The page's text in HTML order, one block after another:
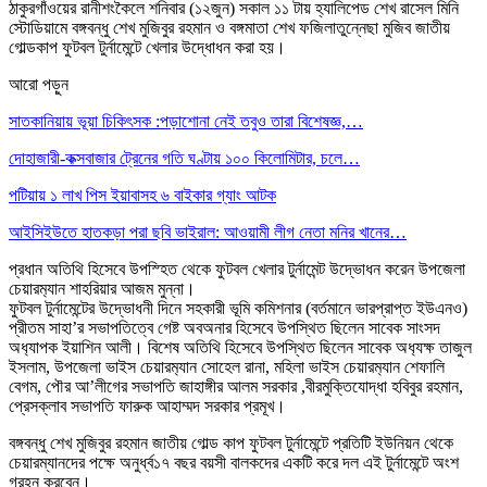
ঠাকুরগাঁওয়ের রানীশংকৈলে শনিবার (১২জুন) সকাল ১১ টায় হ্যালিপেড শেখ রাসেল মিনি
স্টোডিয়ামে বঙ্গবন্ধু শেখ মুজিবুর রহমান ও বঙ্গমাতা শেখ ফজিলাতুন্নেছা মুজিব জাতীয়
গোল্ডকাপ ফুটবল টুর্নামেন্টে খেলার উদ্ধোধন করা হয়।
আরো পড়ুন
সাতকানিয়ায় ভূয়া চিকিৎসক :পড়াশোনা নেই তবুও তারা বিশেষজ্ঞ,…
দোহাজারী-কক্সবাজার ট্রেনের গতি ঘণ্টায় ১০০ কিলোমিটার, চলে…
পটিয়ায় ১ লাখ পিস ইয়াবাসহ ৬ বাইকার গ্যাং আটক
আইসিইউতে হাতকড়া পরা ছবি ভাইরাল: আওয়ামী লীগ নেতা মনির খানের…
প্রধান অতিথি হিসেবে উপস্হিত থেকে ফুটবল খেলার টুর্নামেন্ট উদ্ভোধন করেন উপজেলা
চেয়ারম‍্যান শাহরিয়ার আজম মুন্না।
ফুটবল টুর্নামেন্টের উদ্ভোধনী দিনে সহকারী ভূমি কমিশনার (বর্তমানে ভারপ্রাপ্ত ইউএনও)
প্রীতম সাহা’র সভাপতিত্বে গেষ্ট অবঅনার হিসেবে উপস্থিত ছিলেন সাবেক সাংসদ
অধ‍্যাপক ইয়াশিন আলী। বিশেষ অতিথি হিসেবে উপস্থিত ছিলেন সাবেক অধ‍্যক্ষ তাজুল
ইসলাম, উপজেলা ভাইস চেয়ারম‍্যান সোহেল রানা, মহিলা ভাইস চেয়ারম‍্যান শেফালি
বেগম, পৌর আ’লীগের সভাপতি জাহাঙ্গীর আলম সরকার ,বীরমুক্তিযোদ্ধা হবিবুর রহমান,
প্রেসক্লাব সভাপতি ফারুক আহাম্মদ সরকার প্রমূখ।
বঙ্গবন্ধু শেখ মুজিবুর রহমান জাতীয় গোল্ড কাপ ফুটবল টুর্নামেন্টে প্রতিটি ইউনিয়ন থেকে
চেয়ারম্যানদের পক্ষে অনুর্ধ্ব১৭ বছর বয়সী বালকদের একটি করে দল এই টুর্নামেন্টে অংশ
গ্রহন করবেন।